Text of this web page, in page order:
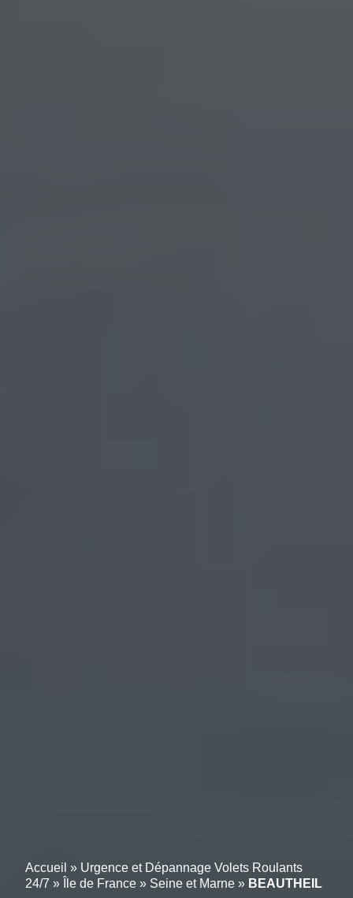
Accueil » Urgence et Dépannage Volets Roulants
24/7 » Île de France » Seine et Marne » BEAUTHEIL